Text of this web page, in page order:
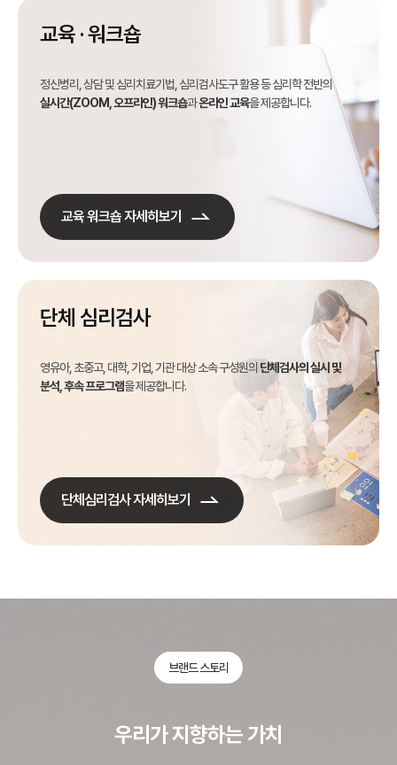
교육 · 워크숍
정신병리, 상담 및 심리치료기법, 심리검사도구 활용 등 심리학 전반의
실시간(ZOOM, 오프라인) 워크숍과온라인 교육을 제공합니다.
교육 워크숍 자세히보기
단체 심리검사
영유아, 초중고, 대학, 기업, 기관 대상 소속 구성원의 단체검사의 실시 및
분석, 후속 프로그램을 제공합니다.
단체심리검사 자세히보기
브랜드 스토리
우리가 지향하는 가치